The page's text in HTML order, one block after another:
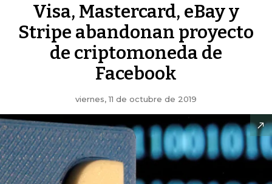
Visa, Mastercard, eBay y
Stripe abandonan proyecto
de criptomoneda de
Facebook
viernes, 11 de octubre de 2019